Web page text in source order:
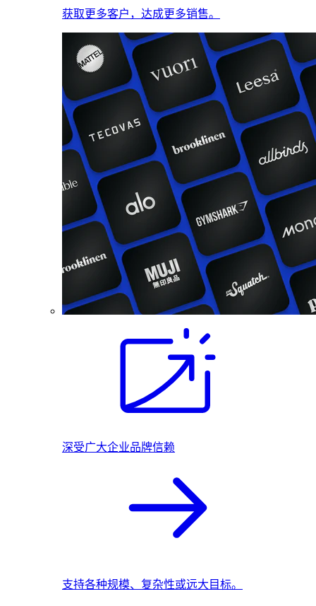
获取更多客户，达成更多销售。
深受广大企业品牌信赖
支持各种规模、复杂性或远大目标。